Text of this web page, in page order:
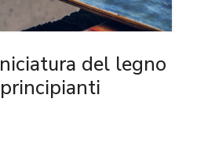
del legno